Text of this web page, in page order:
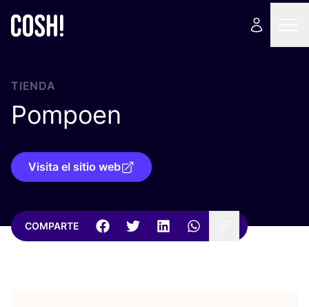
TIENDA
Pompoen
Visita el sitio web
COMPARTE